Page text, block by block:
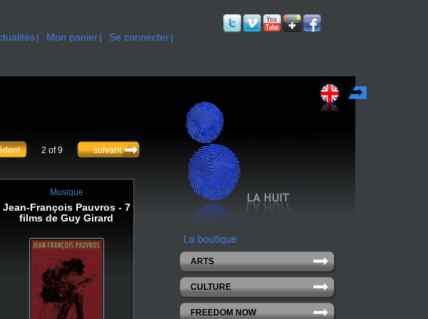
Mon panier Se connecter
English
2 of 9 suivant
Musique
Jean-François Pauvros - 7
films de Guy Girard
La boutique
ARTS
CULTURE
FREEDOM NOW